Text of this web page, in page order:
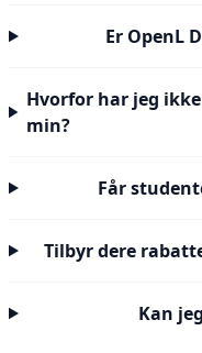
Er OpenL
Hvorfor har jeg
min?
Får
Tilbyr dere
Kan